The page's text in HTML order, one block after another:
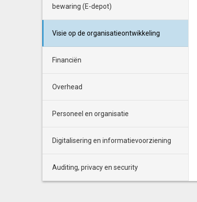
bewaring (E-depot)
Visie op de organisatieontwikkeling
Financiën
Overhead
Personeel en organisatie
Digitalisering en informatievoorziening
Auditing, privacy en security